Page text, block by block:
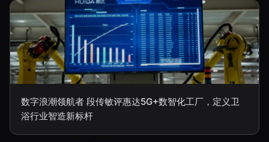
数字浪潮领航者 段传敏评惠达5G+数智化工厂，定义卫
浴行业智造新标杆